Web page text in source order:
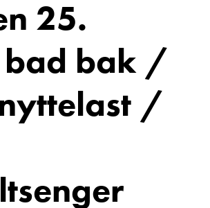
25.
bad bak /
/